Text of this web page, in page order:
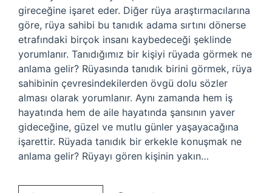
gireceğine işaret eder. Diğer rüya araştırmacılarına
göre, rüya sahibi bu tanıdık adama sırtını dönerse
etrafındaki birçok insanı kaybedeceği şeklinde
yorumlanır. Tanıdığımız bir kişiyi rüyada görmek ne
anlama gelir? Rüyasında tanıdık birini görmek, rüya
sahibinin çevresindekilerden övgü dolu sözler
alması olarak yorumlanır. Aynı zamanda hem iş
hayatında hem de aile hayatında şansının yaver
gideceğine, güzel ve mutlu günler yaşayacağına
işarettir. Rüyada tanıdık bir erkekle konuşmak ne
anlama gelir? Rüyayı gören kişinin yakın…